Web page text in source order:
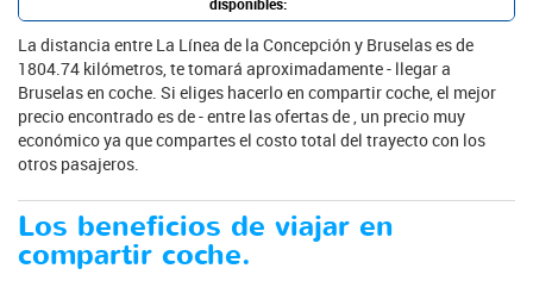
La distancia entre La Línea de la Concepción y Bruselas es de
1804.74 kilómetros, te tomará aproximadamente - llegar a
Bruselas en coche. Si eliges hacerlo en compartir coche, el mejor
precio encontrado es de - entre las ofertas de , un precio muy
económico ya que compartes el costo total del trayecto con los
otros pasajeros.
Los beneficios de viajar en
compartir coche.